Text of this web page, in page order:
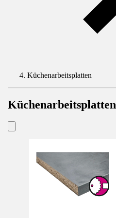
Küchenarbeitsplatten
Küchenarbeitsplatten